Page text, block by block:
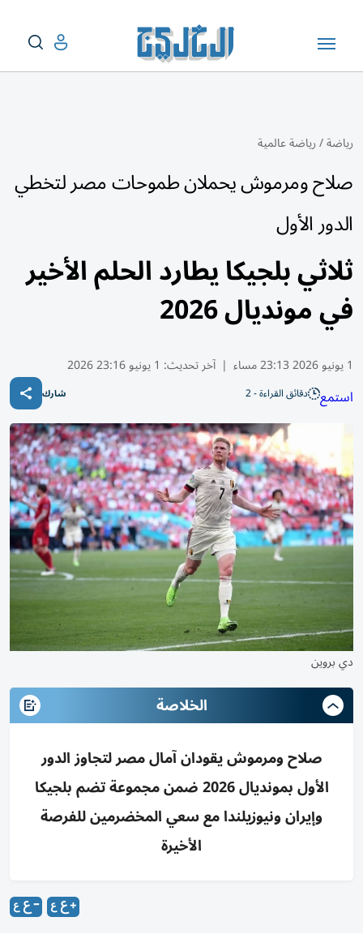
رياضة/رياضة عالمية
صلاح ومرموش يحملان طموحات مصر لتخطي
الدور الأول
ثلاثي بلجيكا يطارد الحلم الأخير
في مونديال 2026
1 يونيو 2026 23:13 مساء | آخر تحديث: 1 يونيو 23:16 2026
استمع دقائق القراءة - 2 شارك
دي بروين
الخلاصة
صلاح ومرموش يقودان آمال مصر لتجاوز الدور
الأول بمونديال 2026 ضمن مجموعة تضم بلجيكا
وإيران ونيوزيلندا مع سعي المخضرمين للفرصة
الأخيرة